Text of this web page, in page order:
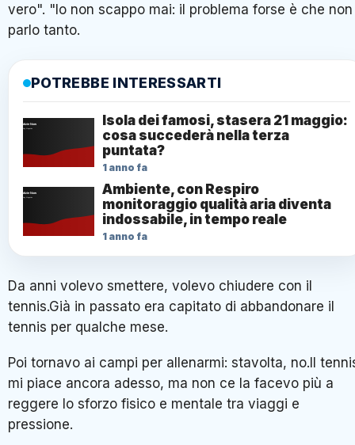
vero". "Io non scappo mai: il problema forse è che non
parlo tanto.
POTREBBE INTERESSARTI
Isola dei famosi, stasera 21 maggio:
cosa succederà nella terza
puntata?
1 anno fa
Ambiente, con Respiro
monitoraggio qualità aria diventa
indossabile, in tempo reale
1 anno fa
Da anni volevo smettere, volevo chiudere con il
tennis.Già in passato era capitato di abbandonare il
tennis per qualche mese.
Poi tornavo ai campi per allenarmi: stavolta, no.Il
mi piace ancora adesso, ma non ce la facevo più a
reggere lo sforzo fisico e mentale tra viaggi e
pressione.